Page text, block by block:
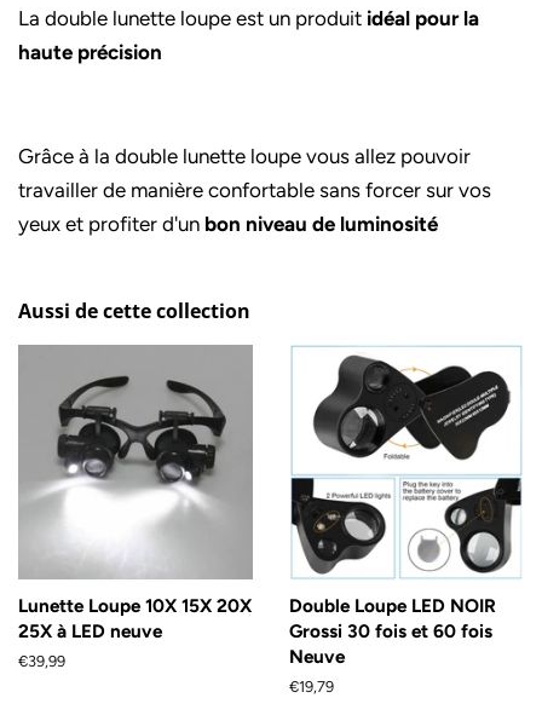
La double lunette loupe est un produit idéal pour la
haute précision
Grâce à la double lunette loupe vous allez pouvoir
travailler de manière confortable sans forcer sur vos
yeux et profiter d'un bon niveau de luminosité
Aussi de cette collection
Lunette Loupe 10X 15X 20X
25X à LED neuve
Prix
€39,99
Double Loupe LED NOIR
Grossi 30 fois et 60 fois
Neuve
Prix
€19,79